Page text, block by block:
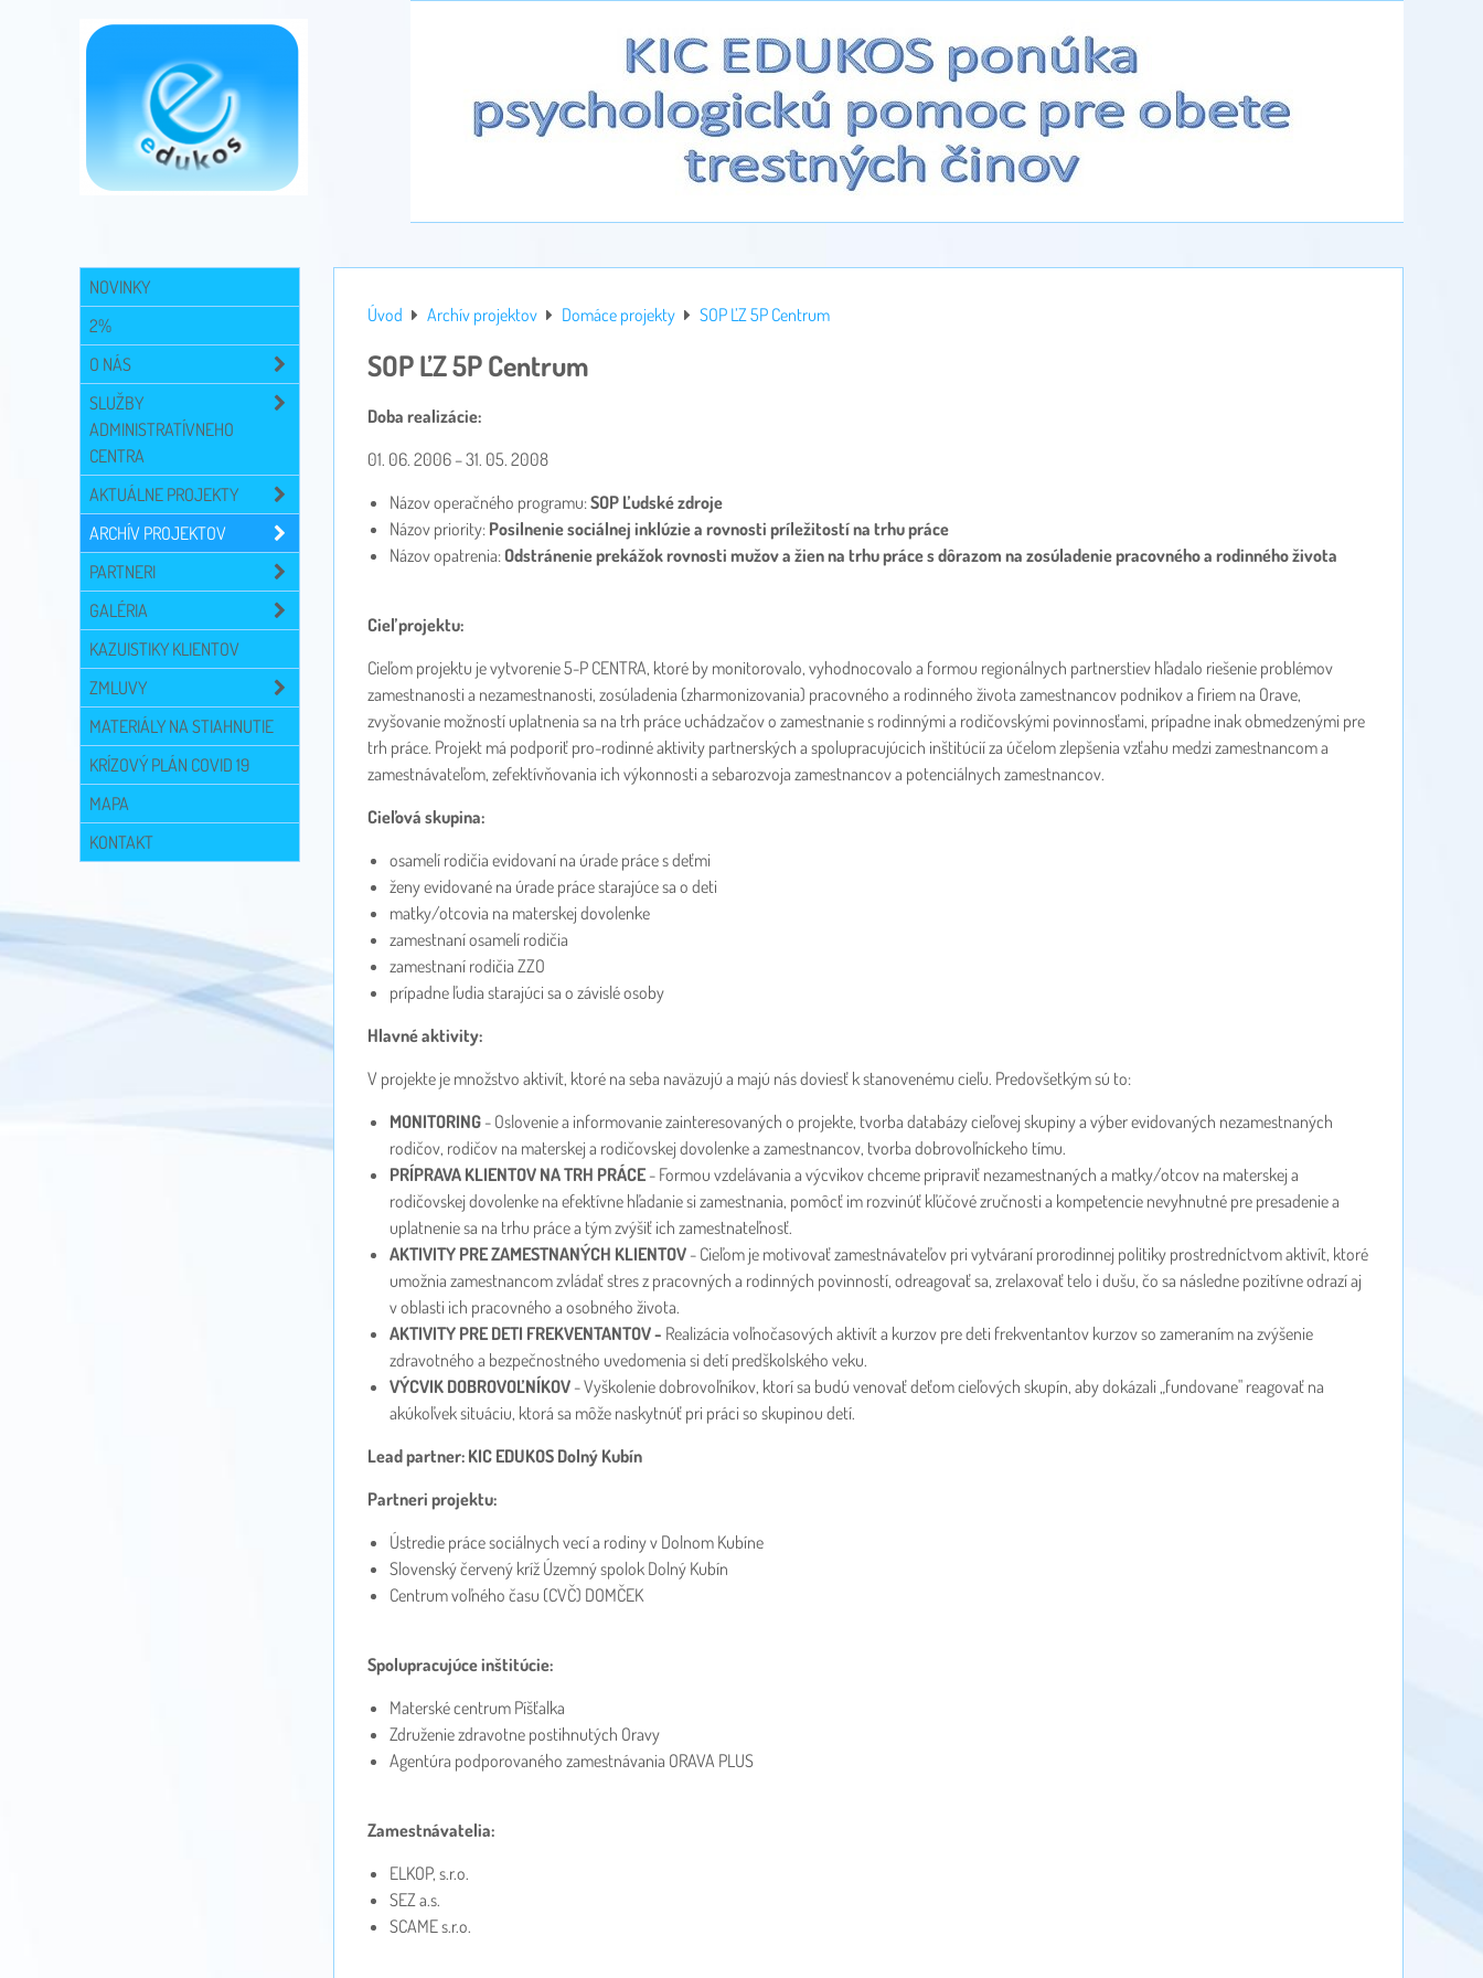
Úvod Archív projektov Domáce projekty SOP ĽZ 5P Centrum
SOP ĽZ 5P Centrum
Doba realizácie:
01. 06. 2006 – 31. 05. 2008
Názov operačného programu:SOP Ľudské zdroje
Názov priority: Posilnenie sociálnej inklúzie a rovnosti príležitostí na trhu práce
Názov opatrenia:Odstránenie prekážok rovnosti mužov a žien na trhu práce s dôrazom na zosúladenie pracovného a rodinného života
Cieľ projektu:
Cieľom projektu je vytvorenie 5-P CENTRA, ktoré by monitorovalo, vyhodnocovalo a formou regionálnych partnerstiev hľadalo riešenie problémov
zamestnanosti a nezamestnanosti, zosúladenia (zharmonizovania) pracovného a rodinného života zamestnancov podnikov a firiem na Orave,
zvyšovanie možností uplatnenia sa na trh práce uchádzačov o zamestnanie s rodinnými a rodičovskými povinnosťami, prípadne inak obmedzenými pre
trh práce. Projekt má podporiť pro-rodinné aktivity partnerských a spolupracujúcich inštitúcií za účelom zlepšenia vzťahu medzi zamestnancom a
zamestnávateľom, zefektívňovania ich výkonnosti a sebarozvoja zamestnancov a potenciálnych zamestnancov.
Cieľová skupina:
osamelí rodičia evidovaní na úrade práce s deťmi
ženy evidované na úrade práce starajúce sa o deti
matky/otcovia na materskej dovolenke
zamestnaní osamelí rodičia
zamestnaní rodičia ZZO
prípadne ľudia starajúci sa o závislé osoby
Hlavné aktivity:
V projekte je množstvo aktivít, ktoré na seba naväzujú a majú nás doviesť k stanovenému cieľu. Predovšetkým sú to:
MONITORING - Oslovenie a informovanie zainteresovaných o projekte, tvorba databázy cieľovej skupiny a výber evidovaných nezamestnaných
rodičov, rodičov na materskej a rodičovskej dovolenke a zamestnancov, tvorba dobrovoľníckeho tímu.
PRÍPRAVA KLIENTOV NA TRH PRÁCE - Formou vzdelávania a výcvikov chceme pripraviť nezamestnaných a matky/otcov na materskej a
rodičovskej dovolenke na efektívne hľadanie si zamestnania, pomôcť im rozvinúť kľúčové zručnosti a kompetencie nevyhnutné pre presadenie a
uplatnenie sa na trhu práce a tým zvýšiť ich zamestnateľnosť.
AKTIVITY PRE ZAMESTNANÝCH KLIENTOV - Cieľom je motivovať zamestnávateľov pri vytváraní prorodinnej politiky prostredníctvom aktivít, ktoré
umožnia zamestnancom zvládať stres z pracovných a rodinných povinností, odreagovať sa, zrelaxovať telo i dušu, čo sa následne pozitívne odrazí aj
v oblasti ich pracovného a osobného života.
AKTIVITY PRE DETI FREKVENTANTOV - Realizácia voľnočasových aktivít a kurzov pre deti frekventantov kurzov so zameraním na zvýšenie
zdravotného a bezpečnostného uvedomenia si detí predškolského veku.
VÝCVIK DOBROVOĽNÍKOV - Vyškolenie dobrovoľníkov, ktorí sa budú venovať deťom cieľových skupín, aby dokázali „fundovane" reagovať na
akúkoľvek situáciu, ktorá sa môže naskytnúť pri práci so skupinou detí.
Lead partner: KIC EDUKOS Dolný Kubín
Partneri projektu:
Ústredie práce sociálnych vecí a rodiny v Dolnom Kubíne
Slovenský červený kríž Územný spolok Dolný Kubín
Centrum voľného času (CVČ) DOMČEK
Spolupracujúce inštitúcie:
Materské centrum Píšťalka
Združenie zdravotne postihnutých Oravy
Agentúra podporovaného zamestnávania ORAVA PLUS
Zamestnávatelia:
ELKOP, s.r.o.
SEZ a.s.
SCAME s.r.o.
NOVINKY
2%
O NÁS
SLUŽBY
ADMINISTRATÍVNEHO
CENTRA
AKTUÁLNE PROJEKTY
ARCHÍV PROJEKTOV
PARTNERI
GALÉRIA
KAZUISTIKY KLIENTOV
ZMLUVY
MATERIÁLY NA STIAHNUTIE
KRÍZOVÝ PLÁN COVID 19
MAPA
KONTAKT